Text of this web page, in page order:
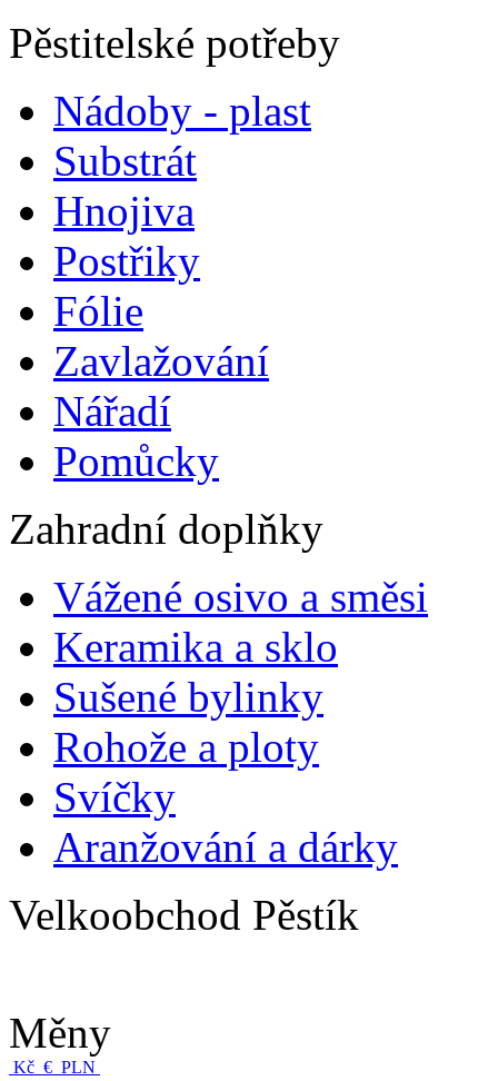
Pěstitelské potřeby
Nádoby - plast
Substrát
Hnojiva
Postřiky
Fólie
Zavlažování
Nářadí
Pomůcky
Zahradní doplňky
Vážené osivo a směsi
Keramika a sklo
Sušené bylinky
Rohože a ploty
Svíčky
Aranžování a dárky
Velkoobchod Pěstík
Měny
Kč € PLN